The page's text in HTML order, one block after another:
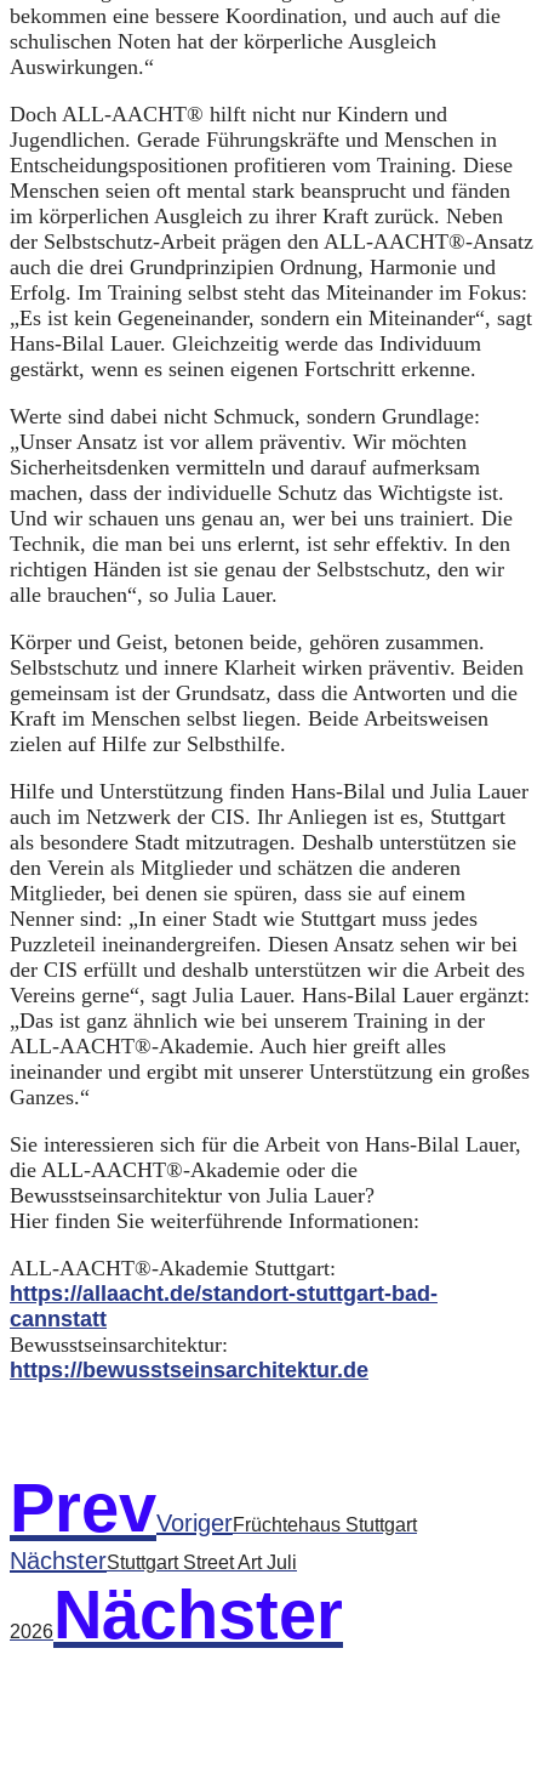
bekommen eine bessere Koordination, und auch auf die
schulischen Noten hat der körperliche Ausgleich
Auswirkungen.“
Doch ALL-AACHT® hilft nicht nur Kindern und
Jugendlichen. Gerade Führungskräfte und Menschen in
Entscheidungspositionen profitieren vom Training. Diese
Menschen seien oft mental stark beansprucht und fänden
im körperlichen Ausgleich zu ihrer Kraft zurück. Neben
der Selbstschutz-Arbeit prägen den ALL-AACHT®-Ansatz
auch die drei Grundprinzipien Ordnung, Harmonie und
Erfolg. Im Training selbst steht das Miteinander im Fokus:
„Es ist kein Gegeneinander, sondern ein Miteinander“, sagt
Hans-Bilal Lauer. Gleichzeitig werde das Individuum
gestärkt, wenn es seinen eigenen Fortschritt erkenne.
Werte sind dabei nicht Schmuck, sondern Grundlage:
„Unser Ansatz ist vor allem präventiv. Wir möchten
Sicherheitsdenken vermitteln und darauf aufmerksam
machen, dass der individuelle Schutz das Wichtigste ist.
Und wir schauen uns genau an, wer bei uns trainiert. Die
Technik, die man bei uns erlernt, ist sehr effektiv. In den
richtigen Händen ist sie genau der Selbstschutz, den wir
alle brauchen“, so Julia Lauer.
Körper und Geist, betonen beide, gehören zusammen.
Selbstschutz und innere Klarheit wirken präventiv. Beiden
gemeinsam ist der Grundsatz, dass die Antworten und die
Kraft im Menschen selbst liegen. Beide Arbeitsweisen
zielen auf Hilfe zur Selbsthilfe.
Hilfe und Unterstützung finden Hans-Bilal und Julia Lauer
auch im Netzwerk der CIS. Ihr Anliegen ist es, Stuttgart
als besondere Stadt mitzutragen. Deshalb unterstützen sie
den Verein als Mitglieder und schätzen die anderen
Mitglieder, bei denen sie spüren, dass sie auf einem
Nenner sind: „In einer Stadt wie Stuttgart muss jedes
Puzzleteil ineinandergreifen. Diesen Ansatz sehen wir bei
der CIS erfüllt und deshalb unterstützen wir die Arbeit des
Vereins gerne“, sagt Julia Lauer. Hans-Bilal Lauer ergänzt:
„Das ist ganz ähnlich wie bei unserem Training in der
ALL-AACHT®-Akademie. Auch hier greift alles
ineinander und ergibt mit unserer Unterstützung ein großes
Ganzes.“
Sie interessieren sich für die Arbeit von Hans-Bilal Lauer,
die ALL-AACHT®-Akademie oder die
Bewusstseinsarchitektur von Julia Lauer?
Hier finden Sie weiterführende Informationen:
ALL-AACHT®-Akademie Stuttgart:
https://allaacht.de/standort-stuttgart-bad-
cannstatt
Bewusstseinsarchitektur:
https://bewusstseinsarchitektur.de
PrevVorigerFrüchtehaus Stuttgart
NächsterStuttgart Street Art Juli
2026Nächster